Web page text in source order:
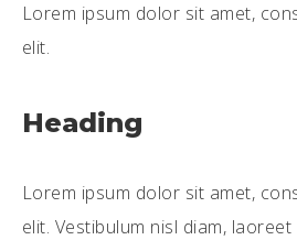
Lorem ipsum dolor sit amet,
elit.
Heading
Lorem ipsum dolor sit amet,
elit. Vestibulum nisl diam,